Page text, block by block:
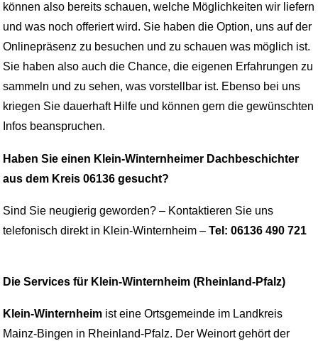
können also bereits schauen, welche Möglichkeiten wir liefern
und was noch offeriert wird. Sie haben die Option, uns auf der
Onlinepräsenz zu besuchen und zu schauen was möglich ist.
Sie haben also auch die Chance, die eigenen Erfahrungen zu
sammeln und zu sehen, was vorstellbar ist. Ebenso bei uns
kriegen Sie dauerhaft Hilfe und können gern die gewünschten
Infos beanspruchen.
Haben Sie einen Klein-Winternheimer Dachbeschichter
aus dem Kreis 06136 gesucht?
Sind Sie neugierig geworden? – Kontaktieren Sie uns
telefonisch direkt in Klein-Winternheim – Tel: 06136 490 721
Die Services für Klein-Winternheim (Rheinland-Pfalz)
Klein-Winternheim ist eine Ortsgemeinde im Landkreis
Mainz-Bingen in Rheinland-Pfalz. Der Weinort gehört der